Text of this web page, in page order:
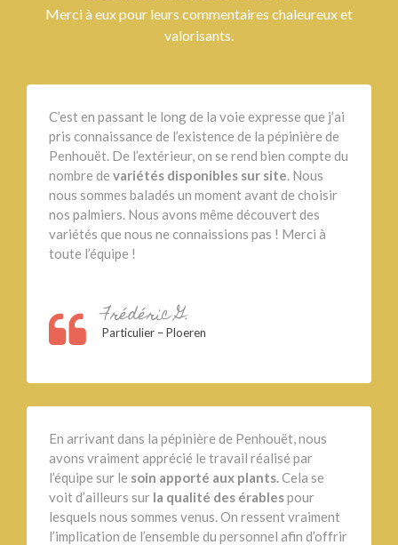
Merci à eux pour leurs commentaires chaleureux et
valorisants.
C’est en passant le long de la voie expresse que j’ai
pris connaissance de l’existence de la pépinière de
Penhouët. De l’extérieur, on se rend bien compte du
nombre de variétés disponibles sur site. Nous
nous sommes baladés un moment avant de choisir
nos palmiers. Nous avons même découvert des
variétés que nous ne connaissions pas ! Merci à
toute l’équipe !
Frédéric G.
Particulier – Ploeren
En arrivant dans la pépinière de Penhouët, nous
avons vraiment apprécié le travail réalisé par
l’équipe sur le soin apporté aux plants.Cela se
voit d’ailleurs sur la qualité des érablespour
lesquels nous sommes venus. On ressent vraiment
l’implication de l’ensemble du personnel afin d’offrir